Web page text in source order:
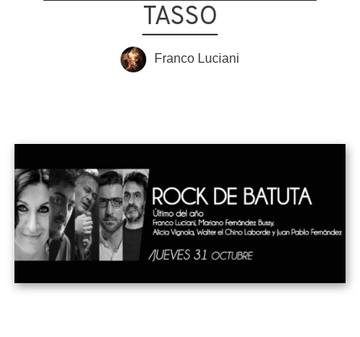
TASSO
Franco Luciani